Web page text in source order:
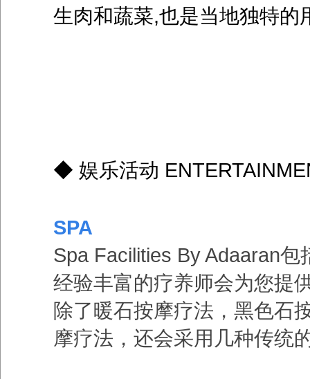
生肉和蔬菜,也是当地独特的
◆ 娱乐活动
SPA
Spa Facilities By Adaaran
经验丰富的疗养师会为您提
除了暖石按摩疗法，黑色石
摩疗法，还会采用几种传统